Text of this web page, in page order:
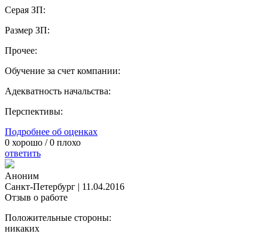
Серая ЗП:
Размер ЗП:
Прочее:
Обучение за счет компании:
Адекватность начальства:
Перспективы:
Подробнее об оценках
0 хорошо /0 плохо
ответить
Аноним
Санкт-Петербург | 11.04.2016
Отзыв о работе
Положительные стороны:
никаких